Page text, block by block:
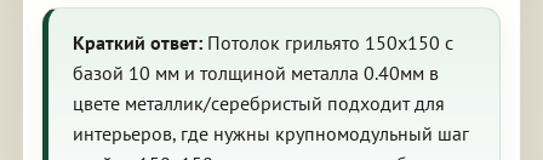
Краткий ответ:Потолок грильято 150х150 с
базой 10 мм и толщиной металла 0.40мм в
цвете металлик/серебристый подходит для
интерьеров, где нужны крупномодульный шаг